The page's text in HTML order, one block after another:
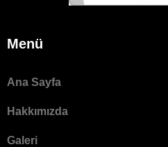
Menü
Ana Sayfa
Hakkımızda
Galeri